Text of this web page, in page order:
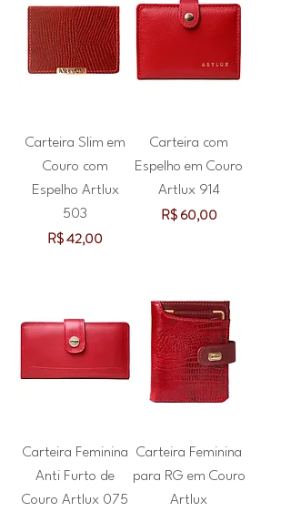
Carteira Slim em
Couro com
Espelho Artlux
503
Preço
R$ 42,00
Carteira com
Espelho em Couro
Artlux 914
Preço
R$ 60,00
Carteira Feminina
Anti Furto de
Couro Artlux 075
Carteira Feminina
para RG em Couro
Artlux